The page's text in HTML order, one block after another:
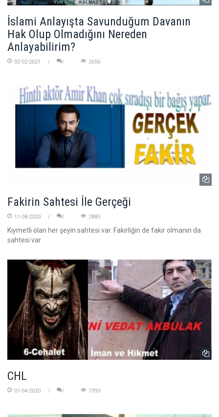
İslami Anlayışta Savunduğum Davanın
Hak Olup Olmadığını Nereden
Anlayabilirim?
02-02-2021 2656
Fakirin Sahtesi İle Gerçeği
11-08-2020 2885
Kıymetli olan her şeyin sahtesi var. Fakirliğin de fakir olmanın da
sahtesi var.
CHL
01-04-2020 7393